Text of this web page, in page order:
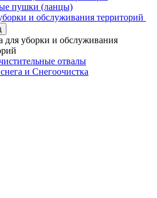
пушки (ланцы)
и обслуживания территорий
для уборки и обслуживания
отвалы
и Снегоочистка